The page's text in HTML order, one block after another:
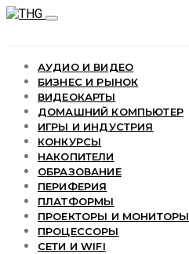
АУДИО И ВИДЕО
БИЗНЕС И РЫНОК
ВИДЕОКАРТЫ
ДОМАШНИЙ КОМПЬЮТЕР
ИГРЫ И ИНДУСТРИЯ
КОНКУРСЫ
НАКОПИТЕЛИ
ОБРАЗОВАНИЕ
ПЕРИФЕРИЯ
ПЛАТФОРМЫ
ПРОЕКТОРЫ И МОНИТОРЫ
ПРОЦЕССОРЫ
СЕТИ И WIFI